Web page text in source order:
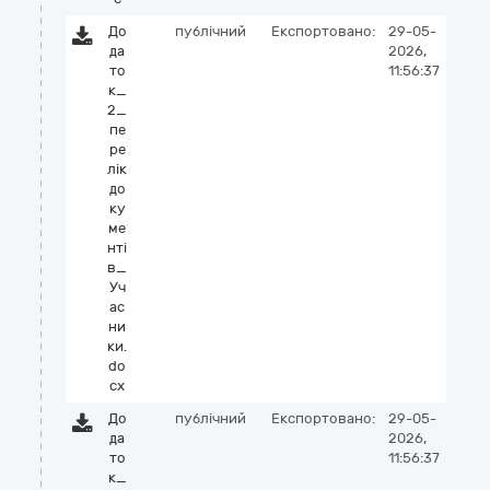
До
да
то
к_
2_
пе
ре
лік
до
ку
ме
нті
в_
Уч
ас
ни
ки.
do
cx
публічний Експортовано:
29-05-
2026,
11:56:37
До
да
то
к_
публічний Експортовано:
29-05-
2026,
11:56:37